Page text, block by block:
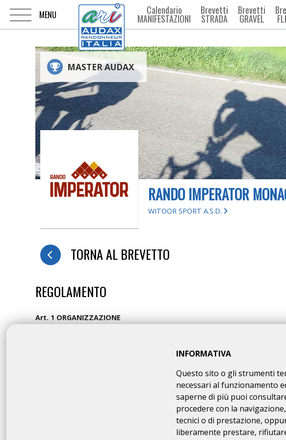
Calendario
MANIFESTAZIONI
Brevetti
STRADA
Brevetti
GRAVEL
MASTER AUDAX
RANDO IMPERATOR
WITOOR SPORT A.S.D.
TORNA AL BREVETTO
REGOLAMENTO
Art. 1 ORGANIZZAZIONE
La Rando Imperator offre tre brevetti differenti:
München – Ferrara di 650 km e 3400 mt+ i partecipanti possono partire in
München – Bolzano di 340 km e 2600 mt+; i partecipanti possono partire
Bolzano – Ferrara di 310 km e 800 mt+ i partecipanti possono partire in
INFORMATIVA
Questo sito o gli strumenti
necessari al funzionamento
saperne di più puoi
procedere con la
tecnici o di prestazione,
liberamente prestare,